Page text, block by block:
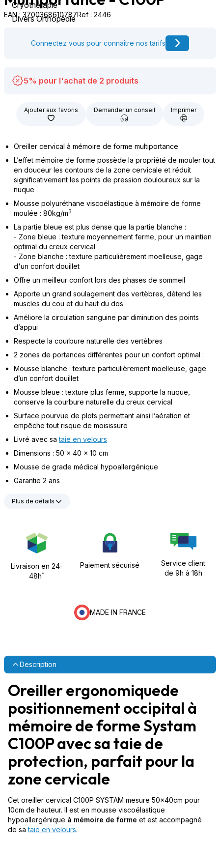
Cryothérapie
Divers Orthopédie
EAN : 3700368610787Ref : 2446
Connectez vous pour connaître nos tarifs
5% pour l'achat de 2 produits
Ajouter aux favoris Demander un conseil Imprimer
Oreiller cervical à mémoire de forme multiportance
L’effet mémoire de forme possède la propriété de mouler tout
en douceur les contours de la zone cervicale et réduit
significativement les points de pression douloureux sur la
nuque
Mousse polyuréthane viscoélastique à mémoire de forme
moulée : 80kg/m3
La partie bleue est plus dense que la partie blanche :
- Zone bleue : texture moyennement ferme, pour un maintien
optimal du creux cervical
- Zone blanche : texture particulièrement moelleuse, gage
d'un confort douillet
Offre un meilleur confort lors des phases de sommeil
Apporte un grand soulagement des vertèbres, détend les
muscles du cou et du haut du dos
Améliore la circulation sanguine par diminution des points
d’appui
Respecte la courbure naturelle des vertèbres
2 zones de portances différentes pour un confort optimal :
Mousse blanche : texture particulièrement moelleuse, gage
d’un confort douillet
Mousse bleue : texture plus ferme, supporte la nuque,
conserve la courbure naturelle du creux cervical
Surface pourvue de plots permettant ainsi l’aération et
empêche tout risque de moisissure
Livré avec sataie en velours
Dimensions : 50 x 40 x 10 cm
Mousse de grade médical hypoallergénique
Garantie 2 ans
Plus de détails
Livraison en 24-
48h*
Paiement sécurisé
Service client
de 9h à 18h
MADE IN FRANCE
Description
Oreiller ergonomiquede
positionnement occipital à
mémoire de forme Systam
C100P avec sa taie de
protection, parfait pour la
zone cervicale
Cet oreiller cervical C100P SYSTAM mesure 50x40cm pour
10cm de hauteur. Il est en mousse viscoélastique
hypoallergénique à mémoire de forme et est accompagné
de sataie en velours.